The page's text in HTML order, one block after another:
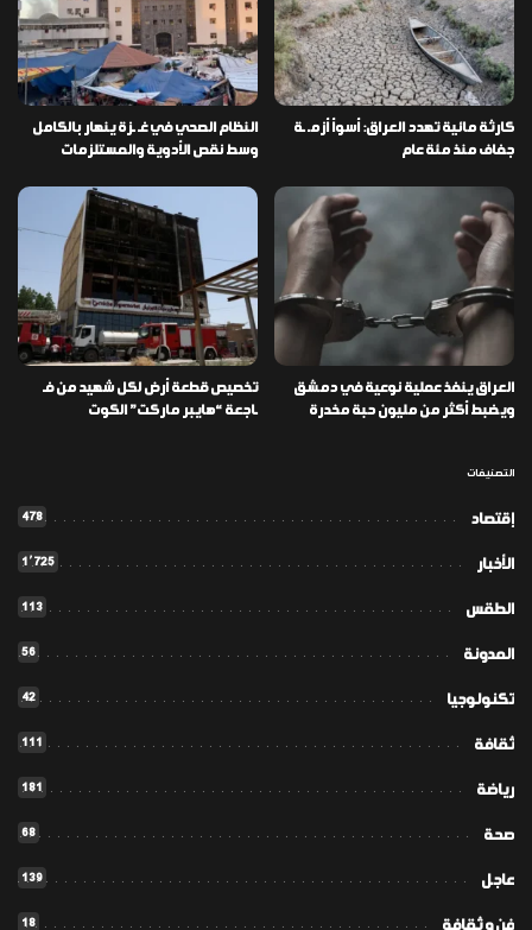
كارثة مائية تهدد العراق: أسوأ أزمـ ـة
جفاف منذ مئة عام
النظام الصحي في غـ ـزة ينهار بالكامل
وسط نقص الأدوية والمستلزمات
العراق ينفذ عملية نوعية في دمشق
ويضبط أكثر من مليون حبة مخدرة
تخصيص قطعة أرض لكل شهيد من فـ
ـاجعة “هايبر ماركت” الكوت
التصنيفات
إقتصاد 478
الأخبار 1٬725
الطقس 113
المدونة 56
تكنولوجيا 42
ثقافة 111
رياضة 181
صحة 68
عاجل 139
فن و ثقافة 18